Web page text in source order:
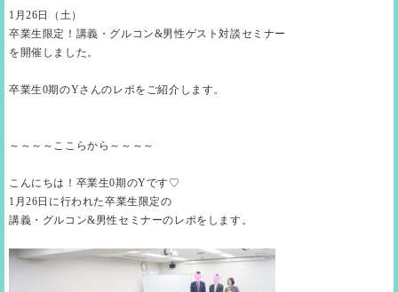
1月26日（土）
卒業生限定！講義・グルコン&男性ゲスト対談セミナー
を開催しました。
卒業生0期のYさんのレポをご紹介します。
～～～～ここらから～～～～
こんにちは！卒業生0期のYです♡
1月26日に行われた卒業生限定の
講義・グルコン&男性セミナーのレポをします。